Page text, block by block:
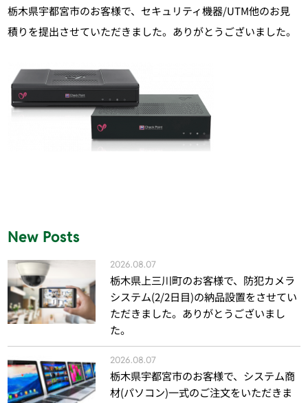
栃木県宇都宮市のお客様で、セキュリティ機器/UTM他のお見
積りを提出させていただきました。ありがとうございました。
New Posts
2026.08.07
栃木県上三川町のお客様で、防犯カメラ
システム(2/2日目)の納品設置をさせてい
ただきました。ありがとうございまし
た。
2026.08.07
栃木県宇都宮市のお客様で、システム商
材(パソコン)一式のご注文をいただきま